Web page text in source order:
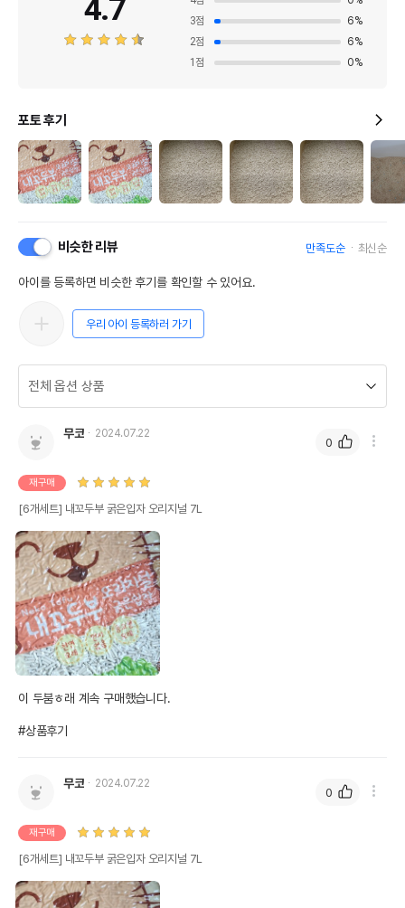
4.7
3점 6%
2점 6%
1 점 0%
포토 후기
비슷한 리뷰 만족도순 최신순
아이를 등록하면 비슷한 후기를 확인할 수 있어요.
우리 아이 등록하러 가기
무코 2024.07.22
재구매
[6개세트] 내꼬두부 굵은입자 오리지널 7L
이 두붐ㅎ래 계속 구매했습니다.
#상품후기
0
무코 2024.07.22
재구매
[6개세트] 내꼬두부 굵은입자 오리지널 7L
0